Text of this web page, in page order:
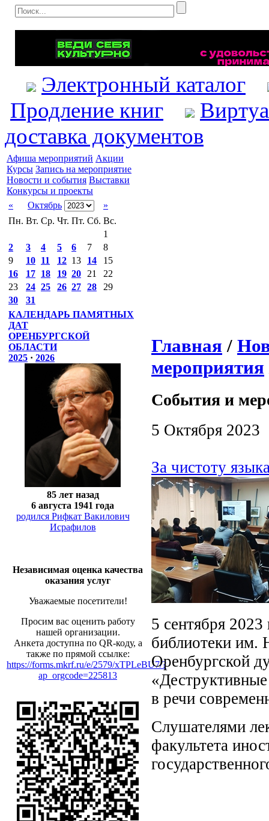
Электронный каталог
Продление книг
доставка документов
Афиша мероприятий Акции
Курсы Запись на мероприятие
Новости и события Выставки
Конкурсы и проекты
«
Октябрь
»
Пн. Вт. Ср. Чт. Пт. Сб. Вс.
1
2
3 4 5 6 7
8
9
10 11 12 13 14
15
16
17 18 19 20 21
22
23
24 25 26 27 28
29
30
31
КАЛЕНДАРЬ ПАМЯТНЫХ
ДАТ
ОРЕНБУРГСКОЙ
ОБЛАСТИ
2025 · 2026
85 лет назад
6 августа 1941 года
родился Рифкат Вакилович
Исрафилов
Независимая оценка качества
оказания услуг
Уважаемые посетители!
Просим вас оценить работу
нашей организации.
Анкета доступна по QR-коду, а
также по прямой ссылке:
https://forms.mkrf.ru/e/2579/xTPLeBU7/?
ap_orgcode=225813
Главная /
мероприятия
События и
5 Октября 2023
За чистоту
5 сентября 2023
библиотеки им.
Оренбургской
в речи
Слушателями
факультета